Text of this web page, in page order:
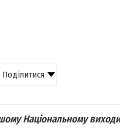
Поділитися
Національному